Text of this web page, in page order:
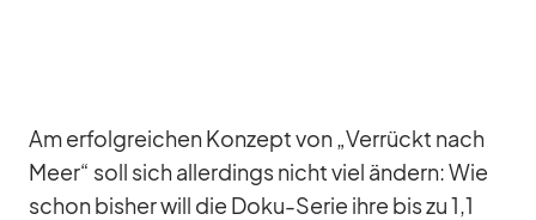
Am er­folg­rei­chen Kon­zept von „Ver­rückt nach
Meer“ soll sich al­ler­dings nicht viel än­dern: Wie
schon bis­her will die Doku-Se­rie ihre bis zu 1,1